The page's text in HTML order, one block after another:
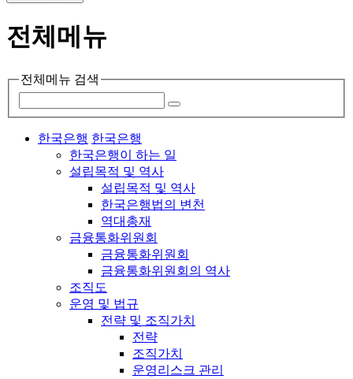
전체메뉴
전체메뉴 검색
한국은행 한국은행
한국은행이 하는 일
설립목적 및 역사
설립목적 및 역사
한국은행법의 변천
역대총재
금융통화위원회
금융통화위원회
금융통화위원회의 역사
조직도
운영 및 법규
전략 및 조직가치
전략
조직가치
운영리스크 관리